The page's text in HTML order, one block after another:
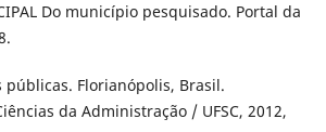
Do município pesquisado. Portal da
públicas. Florianópolis, Brasil.
da Administração / UFSC, 2012,